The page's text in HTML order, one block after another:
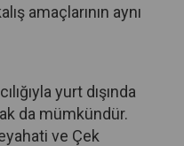
amaçlarının aynı
yurt dışında
da mümkündür.
ve Çek